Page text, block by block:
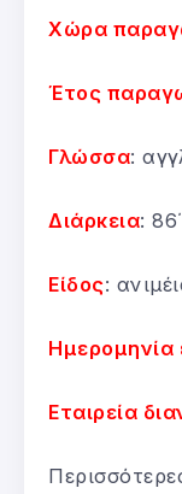
Χώρα
Έτος
Γλώσσα:
Διάρκεια: 86΄
Είδος:
Ημερομηνία
Εταιρεία